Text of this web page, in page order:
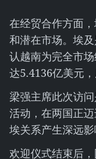
在经贸合作方面
和潜在市场。埃
认越南为完全市
达5.4136亿美元
梁强主席此次访
活动，在两国正
埃关系产生深远影
欢迎仪式结束后